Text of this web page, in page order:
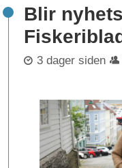
Blir
3 dager siden